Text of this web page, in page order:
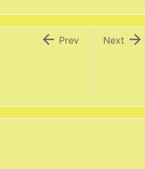

Next
 Prev